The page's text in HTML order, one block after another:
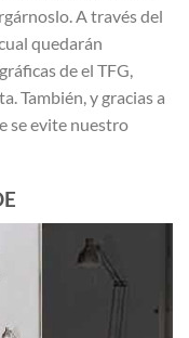
A través del
quedarán
de el TFG,
También, y gracias a
se evite nuestro